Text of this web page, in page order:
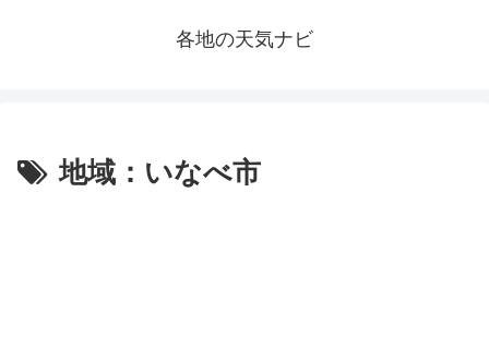
各地の天気ナビ
地域：いなべ市